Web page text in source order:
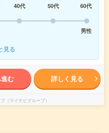
40代 50代
60代
男性
見る
む 詳しく見る
（マイナビグループ）